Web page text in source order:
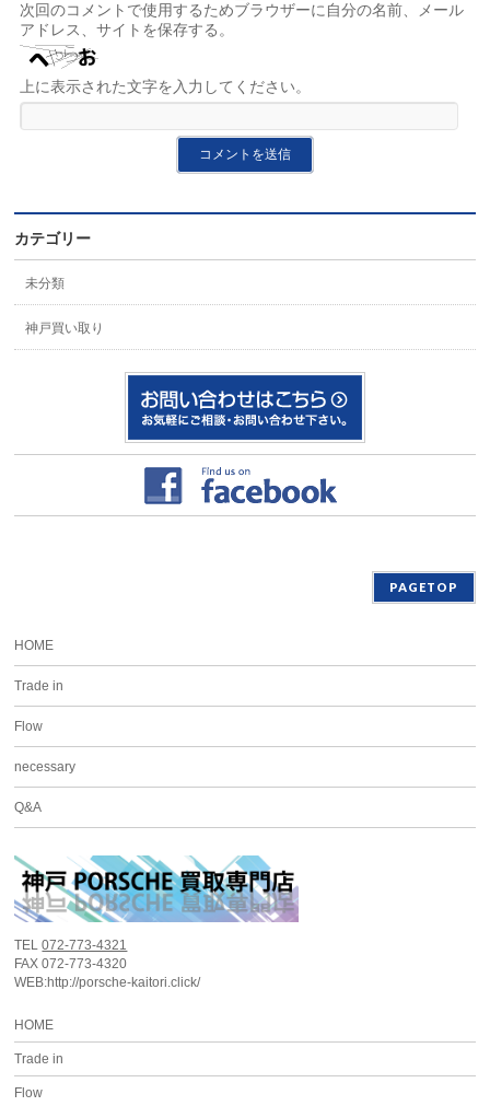
次回のコメントで使用するためブラウザーに自分の名前、メール
アドレス、サイトを保存する。
上に表示された文字を入力してください。
カテゴリー
未分類
神戸買い取り
PAGETOP
HOME
Trade in
Flow
necessary
Q&A
TEL072-773-4321
FAX 072-773-4320
WEB:http://porsche-kaitori.click/
HOME
Trade in
Flow